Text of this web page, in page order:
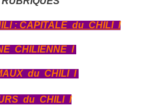
: CAPITALE du CHILI l
CHILIENNE l
du CHILI l
du CHILI l